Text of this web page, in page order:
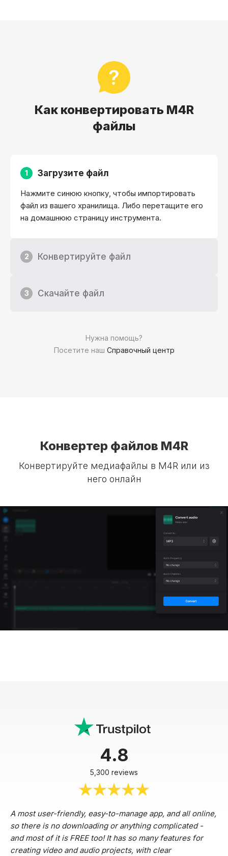
Как конвертировать M4R
файлы
Нужна помощь?
Посетите наш Справочный центр
1 Загрузите файл
Нажмите синюю кнопку, чтобы импортировать
файл из вашего хранилища. Либо перетащите его
на домашнюю страницу инструмента.
2 Конвертируйте файл
3 Скачайте файл
Конвертер файлов M4R
Конвертируйте медиафайлы в M4R или из
него онлайн
4.8
5,300 reviews
A most user-friendly, easy-to-manage app, and all online,
so there is no downloading or anything complicated -
and most of it is FREE too! It has so many features for
creating video and audio projects, with clear